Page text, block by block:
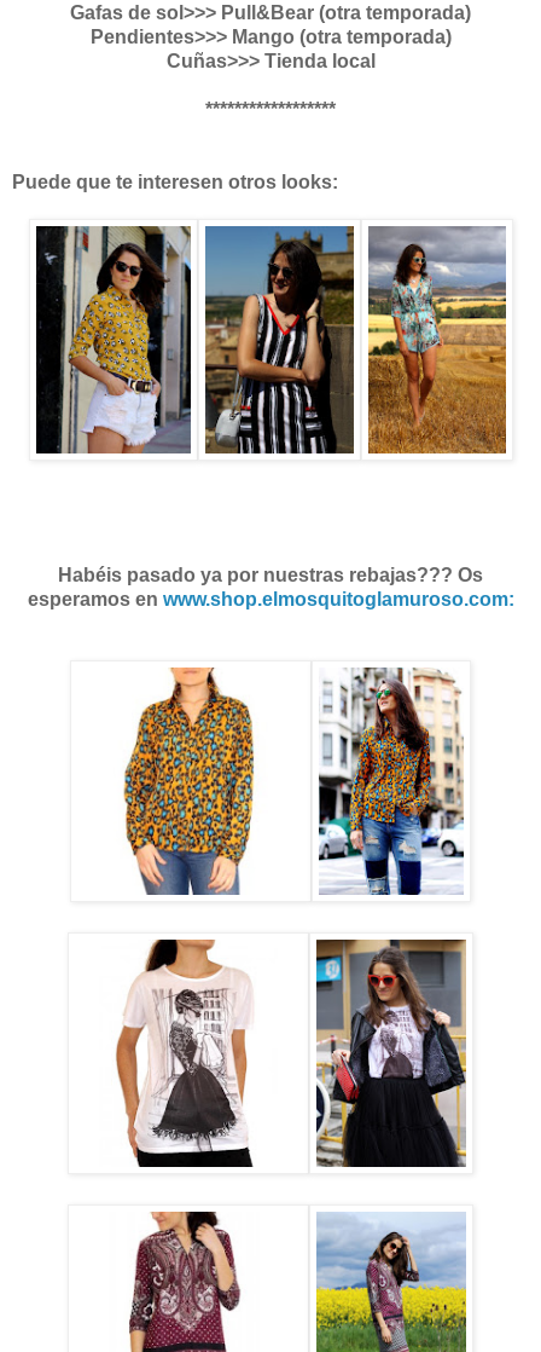
Gafas de sol>>> Pull&Bear (otra temporada)
Pendientes>>> Mango (otra temporada)
Cuñas>>> Tienda local
******************
Puede que te interesen otros looks:
Habéis pasado ya por nuestras rebajas??? Os
esperamos en www.shop.elmosquitoglamuroso.com: